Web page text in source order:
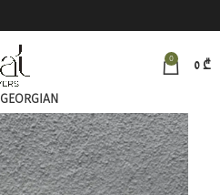
0
0 ₾
GEORGIAN